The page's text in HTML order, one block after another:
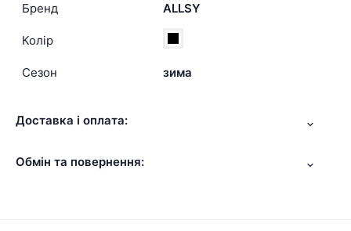
Бренд
ALLSY
Колір
Сезон зима
Доставка і оплата:
Обмін та повернення: